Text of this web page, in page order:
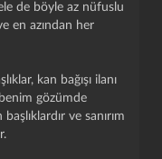
de böyle az nüfuslu
en azından her
kan bağışı ilanı
benim gözümde
ve sanırım